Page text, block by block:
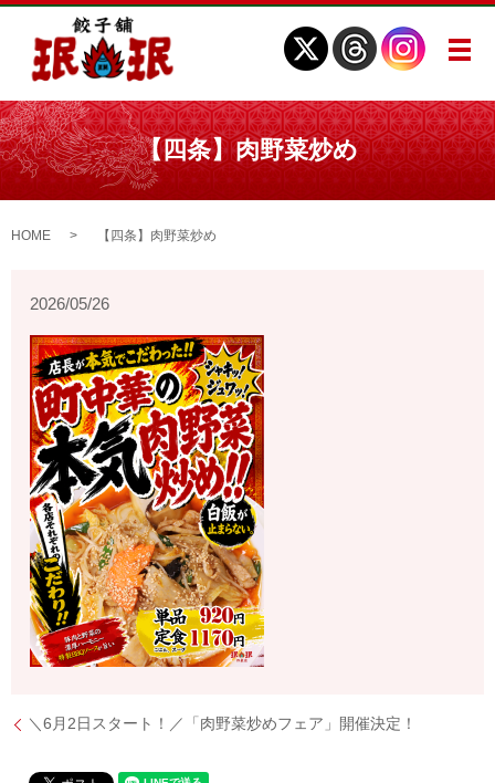
メ
【四条】肉野菜炒め
HOME 【四条】肉野菜炒め
2026/05/26
＼6月2日スタート！／「肉野菜炒めフェア」開催決定！